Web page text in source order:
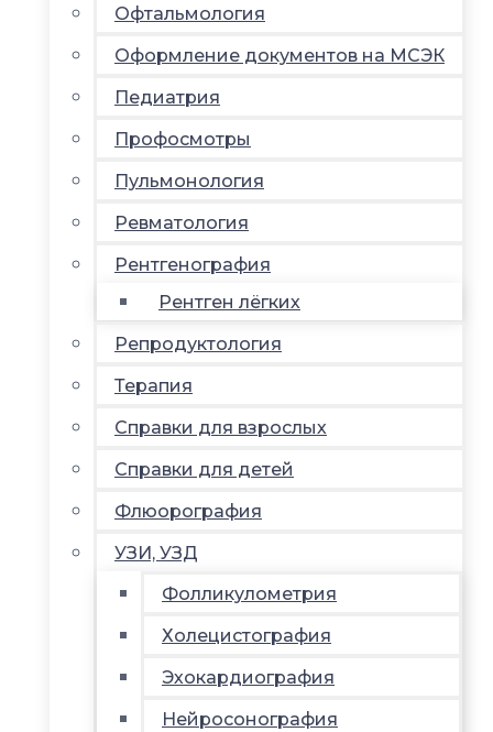
Офтальмология
Оформление документов на МСЭК
Педиатрия
Профосмотры
Пульмонология
Ревматология
Рентгенография
Рентген лёгких
Репродуктология
Терапия
Справки для взрослых
Справки для детей
Флюорография
УЗИ, УЗД
Фолликулометрия
Холецистография
Эхокардиография
Нейросонография